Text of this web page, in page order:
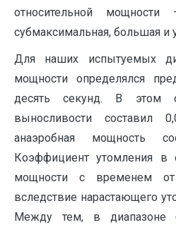
относительной
субмаксимальная, большая и
Для наших испытуемых
мощности определялся
десять секунд. В этом
выносливости составил
анаэробная мощность
Коэффициент утомления в
мощности с временем
вследствие нарастающего
Между тем, в диапазоне